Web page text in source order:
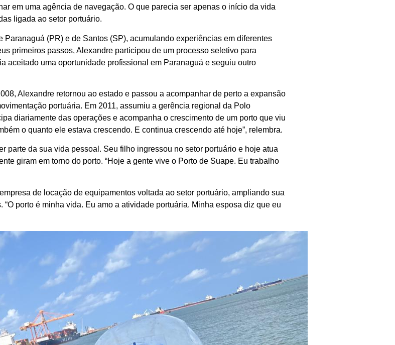
em uma agência de navegação. O que parecia ser apenas o início da vida
ligada ao setor portuário.
(PR) e de Santos (SP), acumulando experiências em diferentes
primeiros passos, Alexandre participou de um processo seletivo para
aceitado uma oportunidade profissional em Paranaguá e seguiu outro
Alexandre retornou ao estado e passou a acompanhar de perto a expansão
portuária. Em 2011, assumiu a gerência regional da Polo
diariamente das operações e acompanha o crescimento de um porto que viu
o quanto ele estava crescendo. E continua crescendo até hoje”, relembra.
parte da sua vida pessoal. Seu filho ingressou no setor portuário e hoje atua
giram em torno do porto. “Hoje a gente vive o Porto de Suape. Eu trabalho
de locação de equipamentos voltada ao setor portuário, ampliando sua
porto é minha vida. Eu amo a atividade portuária. Minha esposa diz que eu